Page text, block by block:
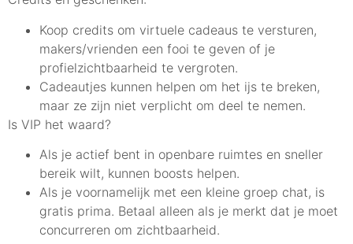
Koop credits om virtuele cadeaus te versturen,
makers/vrienden een fooi te geven of je
profielzichtbaarheid te vergroten.
Cadeautjes kunnen helpen om het ijs te breken,
maar ze zijn niet verplicht om deel te nemen.
Is VIP het waard?
Als je actief bent in openbare ruimtes en sneller
bereik wilt, kunnen boosts helpen.
Als je voornamelijk met een kleine groep chat, is
gratis prima. Betaal alleen als je merkt dat je moet
concurreren om zichtbaarheid.